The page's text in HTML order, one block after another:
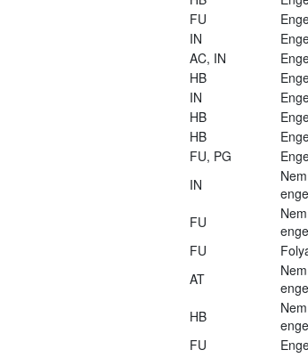
FU
IN
AC, IN
HB
IN
HB
HB
FU, PG
IN
Nem
FU
Nem
FU
AT
Nem
HB
Nem
FU